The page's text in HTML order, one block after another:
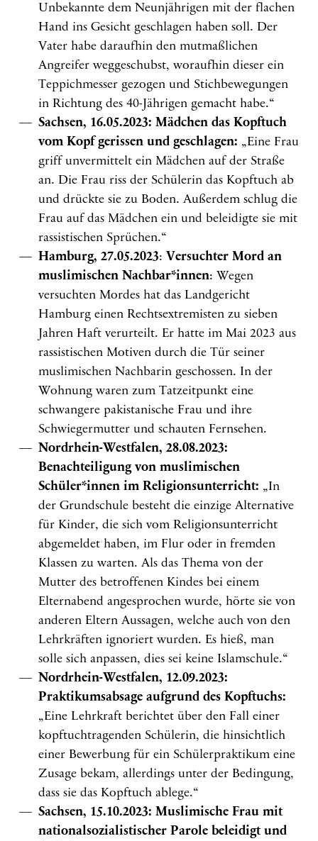
Unbekannte dem Neunjährigen mit der flachen
Hand ins Gesicht geschlagen haben soll. Der
Vater habe daraufhin den mutmaßlichen
Angreifer weggeschubst, woraufhin dieser ein
Teppichmesser gezogen und Stichbewegungen
in Richtung des 40-Jährigen gemacht habe.“
Sachsen, 16.05.2023: Mädchen das Kopftuch
vom Kopf gerissen und geschlagen: „Eine Frau
griff unvermittelt ein Mädchen auf der Straße
an. Die Frau riss der Schülerin das Kopftuch ab
und drückte sie zu Boden. Außerdem schlug die
Frau auf das Mädchen ein und beleidigte sie mit
rassistischen Sprüchen.“
Hamburg, 27.05.2023: Versuchter Mord an
muslimischen Nachbar*innen: Wegen
versuchten Mordes hat das Landgericht
Hamburg einen Rechtsextremisten zu sieben
Jahren Haft verurteilt. Er hatte im Mai 2023 aus
rassistischen Motiven durch die Tür seiner
muslimischen Nachbarin geschossen. In der
Wohnung waren zum Tatzeitpunkt eine
schwangere pakistanische Frau und ihre
Schwiegermutter und schauten Fernsehen.
Nordrhein-Westfalen, 28.08.2023:
Benachteiligung von muslimischen
Schüler*innen im Religionsunterricht: „In
der Grundschule besteht die einzige Alternative
für Kinder, die sich vom Religionsunterricht
abgemeldet haben, im Flur oder in fremden
Klassen zu warten. Als das Thema von der
Mutter des betroffenen Kindes bei einem
Elternabend angesprochen wurde, hörte sie von
anderen Eltern Aussagen, welche auch von den
Lehrkräften ignoriert wurden. Es hieß, man
solle sich anpassen, dies sei keine Islamschule.“
Nordrhein-Westfalen, 12.09.2023:
Praktikumsabsage aufgrund des Kopftuchs:
„Eine Lehrkraft berichtet über den Fall einer
kopftuchtragenden Schülerin, die hinsichtlich
einer Bewerbung für ein Schülerpraktikum eine
Zusage bekam, allerdings unter der Bedingung,
dass sie das Kopftuch ablege.“
Sachsen, 15.10.2023: Muslimische Frau mit
nationalsozialistischer Parole beleidigt und